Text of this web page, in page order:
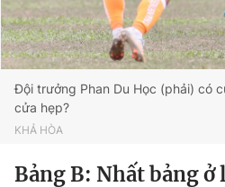
Đội trưởng Phan Du Học (phải) có
cửa hẹp?
KHẢ HÒA
Bảng B: Nhất bảng